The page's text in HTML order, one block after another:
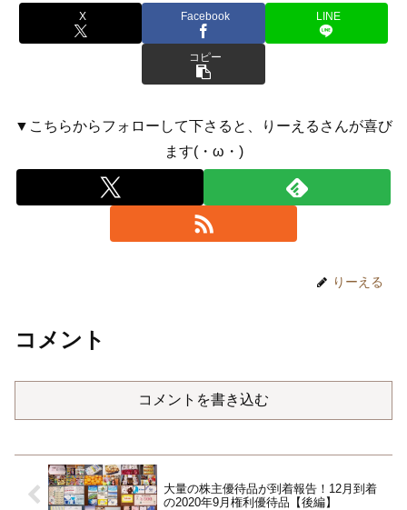
X Facebook LINE
コピー
▼こちらからフォローして下さると、りーえるさんが喜び
ます(・ω・)
りーえる
コメント
コメントを書き込む
大量の株主優待品が到着報告！12月到着
の2020年9月権利優待品【後編】